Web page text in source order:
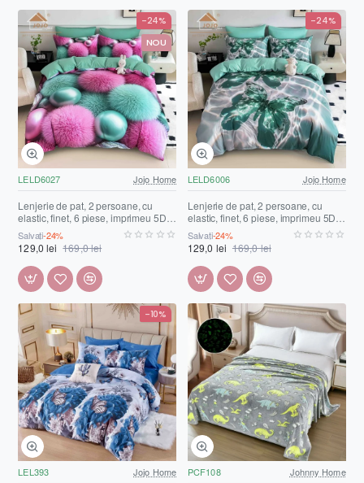
NOU
-24%
LELD6027 Jojo Home
Lenjerie de pat, 2 persoane, cu
elastic, finet, 6 piese, imprimeu 5D,
turcoaz și roz , cu globuri pufoase,
LELD6027
Salvați-24%
129,0 lei 169,0 lei
-24%
LELD6006 Jojo Home
Lenjerie de pat, 2 persoane, cu
elastic, finet, 6 piese, imprimeu 5D,
verde și alb, cu fluturași, LELD6006
Salvați-24%
129,0 lei 169,0 lei
-10%
LEL393 Jojo Home PCF108 Johnny Home